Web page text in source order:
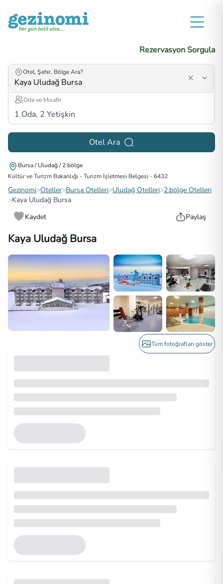
Rezervasyon Sorgula
Otel, Şehir, Bölge Ara?
Oda ve Misafir
1 Oda, 2 Yetişkin
Otel Ara
Bursa / Uludağ / 2.bölge
Kültür ve Turizm Bakanlığı - Turizm İşletmesi Belgesi -6432
Gezinomi>Oteller>Bursa Otelleri>Uludağ Otelleri>2.bölge Otelleri
>Kaya Uludağ Bursa
Paylaş
Kaydet
Kaya Uludağ Bursa
Tüm fotoğrafları göster